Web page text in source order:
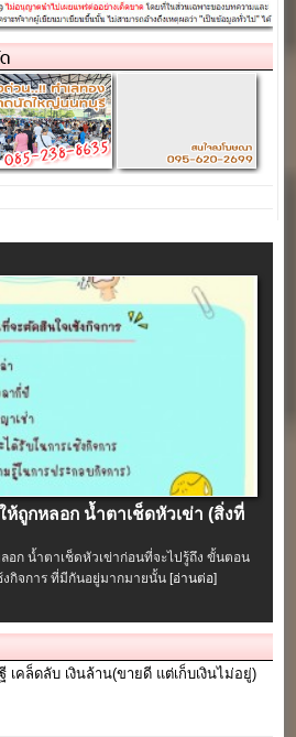
ห้ถูกหลอก น้ำตาเช็ดหัวเข่า (สิ่งที่
ลอก น้ำตาเช็ดหัวเข่าก่อนที่จะไปรู้ถึง ขั้นตอน
งกิจการ ที่มีกันอยู่มากมายนั้น [อ่านต่อ]
เคล็ดลับ เงินล้าน(ขายดี แต่เก็บเงินไม่อยู่)